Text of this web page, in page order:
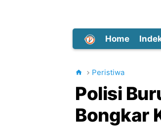
Home
Peristiwa
Polisi
Bongkar